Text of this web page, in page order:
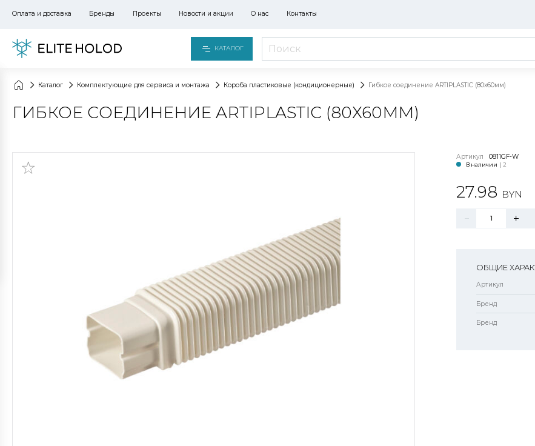
Оплата и доставка Бренды Проекты Новости и акции О нас Контакты
КАТАЛОГ
Каталог Комплектующие для сервиса и монтажа Короба пластиковые (кондиционерные) Гибкое соединение ARTIPLASTIC (80х60мм)
ГИБКОЕ СОЕДИНЕНИЕ ARTIPLASTIC (80Х60ММ)
Артикул 0811GF-W
В наличии | 2
27.98 BYN
ОБЩИЕ
Артикул
Бренд
Бренд